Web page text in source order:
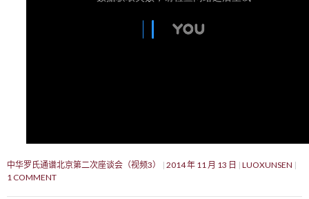
中华罗氏通谱北京第二次座谈会（视频3） 2014 年 11 月 13 日
LUOXUNSEN
1 COMMENT